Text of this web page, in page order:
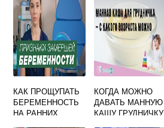
КАК ПРОЩУПАТЬ
БЕРЕМЕННОСТЬ
НА РАННИХ
КОГДА МОЖНО
ДАВАТЬ МАННУЮ
КАШУ ГРУДНИЧКУ